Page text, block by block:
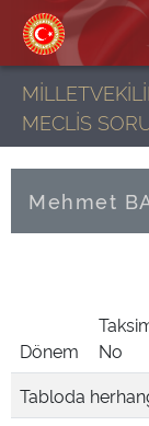
MECLİS
Mehmet
Dönem
No
Tabloda